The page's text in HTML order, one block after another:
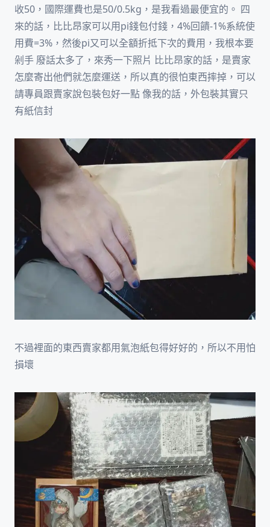
收50，國際運費也是50/0.5kg，是我看過最便宜的。 四
來的話，比比昂家可以用pi錢包付錢，4%回饋-1%系統使
用費=3%，然後pi又可以全額折抵下次的費用，我根本要
剁手 廢話太多了，來秀一下照片 比比昂家的話，是賣家
怎麼寄出他們就怎麼運送，所以真的很怕東西摔掉，可以
請專員跟賣家說包裝包好一點 像我的話，外包裝其實只
有紙信封
不過裡面的東西賣家都用氣泡紙包得好好的，所以不用怕
損壞